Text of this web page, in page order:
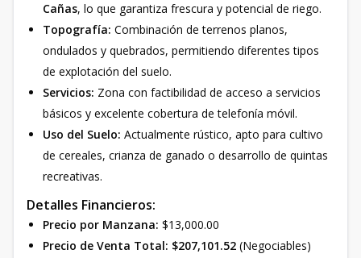
Cañas, lo que garantiza frescura y potencial de riego.
Topografía: Combinación de terrenos planos,
ondulados y quebrados, permitiendo diferentes tipos
de explotación del suelo.
Servicios: Zona con factibilidad de acceso a servicios
básicos y excelente cobertura de telefonía móvil.
Uso del Suelo: Actualmente rústico, apto para cultivo
de cereales, crianza de ganado o desarrollo de quintas
recreativas.
Detalles Financieros:
Precio por Manzana: $13,000.00
Precio de Venta Total: $207,101.52 (Negociables)